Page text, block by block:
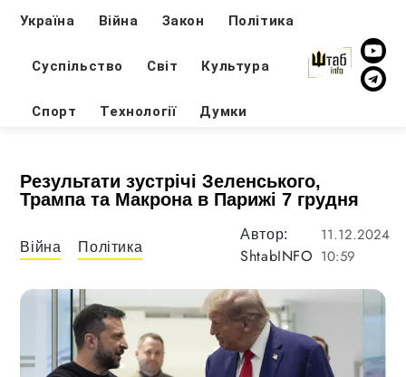
Україна Війна Закон Політика
Суспільство Світ Культура
Спорт Технології Думки
Результати зустрічі Зеленського,
Трампа та Макрона в Парижі 7 грудня
Війна Політика
Автор:
ShtabINFO
11.12.2024
10:59